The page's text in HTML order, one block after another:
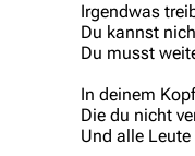
Irgendwas
Du kannst
Du musst
In deinem
Die du nicht
Und alle